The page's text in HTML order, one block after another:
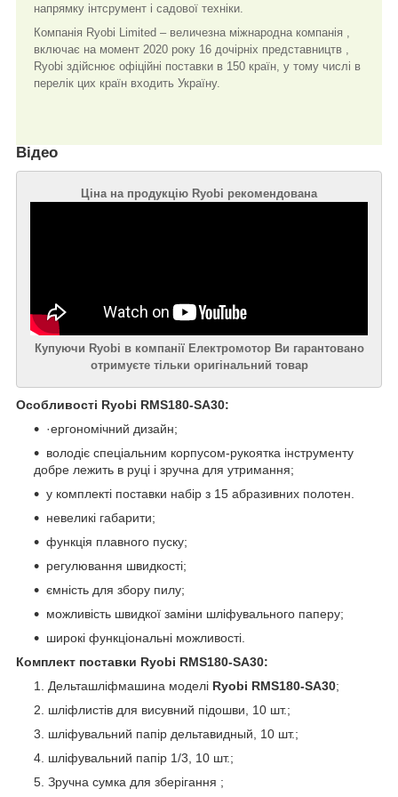
напрямку інтсрумент і садової техніки.
Компанія Ryobi Limited – величезна міжнародна компанія ,
включає на момент 2020 року 16 дочірніх представництв ,
Ryobi здійснює офіційні поставки в 150 країн, у тому числі в
перелік цих країн входить Україну.
Відео
Ціна на продукцію Ryobi рекомендована
Купуючи Ryobi в компанії Електромотор Ви гарантовано
отримуєте тільки оригінальний товар
Особливості Ryobi RMS180-SA30:
·ергономічний дизайн;
володіє спеціальним корпусом-рукоятка інструменту
добре лежить в руці і зручна для утримання;
у комплекті поставки набір з 15 абразивних полотен.
невеликі габарити;
функція плавного пуску;
регулювання швидкості;
ємність для збору пилу;
можливість швидкої заміни шліфувального паперу;
широкі функціональні можливості.
Комплект поставки Ryobi RMS180-SA30:
Дельташліфмашина моделі Ryobi RMS180-SA30;
шліфлистів для висувний підошви, 10 шт.;
шліфувальний папір дельтавидный, 10 шт.;
шліфувальний папір 1/3, 10 шт.;
Зручна сумка для зберігання ;